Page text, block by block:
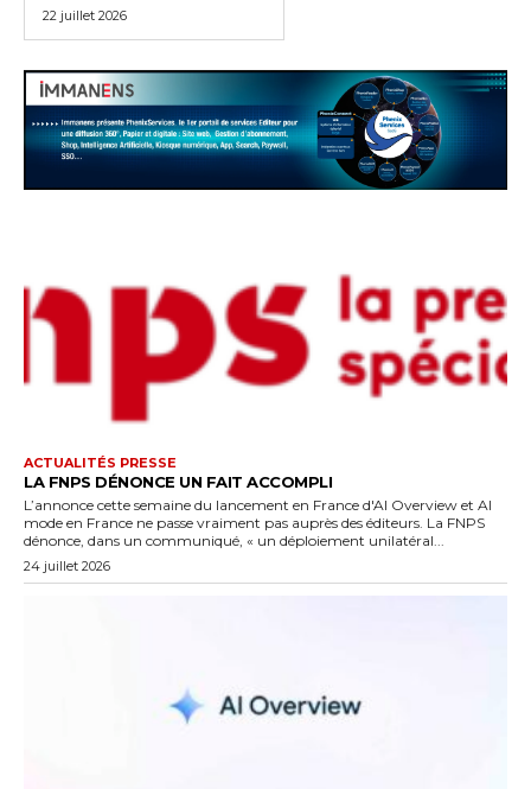
22 juillet 2026
ACTUALITÉS PRESSE
LA FNPS DÉNONCE UN FAIT ACCOMPLI
L’annonce cette semaine du lancement en France d'AI Overview et AI
mode en France ne passe vraiment pas auprès des éditeurs. La FNPS
dénonce, dans un communiqué, « un déploiement unilatéral...
24 juillet 2026